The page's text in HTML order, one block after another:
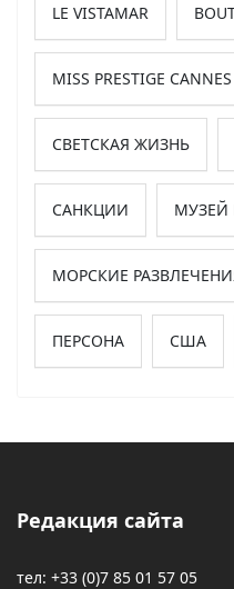
LE VISTAMAR
MISS PRESTIGE
СВЕТСКАЯ ЖИЗНЬ
САНКЦИИ МУЗЕЙ
МОРСКИЕ
ПЕРСОНА США
Редакция сайта
тел: +33 (0)7 85 01 57 05